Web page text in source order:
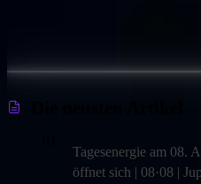
Tagesenergie am 08.
öffnet sich | 08·08 |